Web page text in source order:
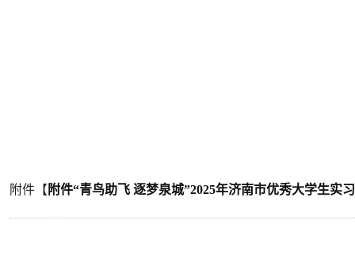
附件【 附件“青鸟助飞 逐梦泉城”2025年济南市优秀大学生实